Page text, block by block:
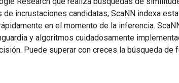
de incrustaciones candidatas, ScaNN indexa
en el momento de la inferencia.
y algoritmos cuidadosamente
Puede superar con creces la búsqueda de